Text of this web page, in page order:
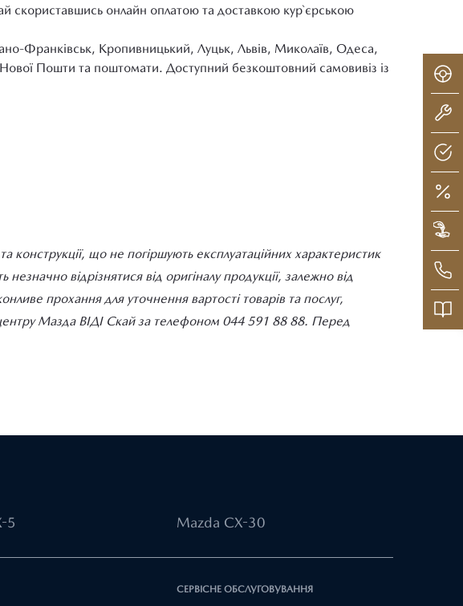
скориставшись онлайн оплатою та доставкою кур`єрською
Франківськ, Кропивницький, Луцьк, Львів, Миколаїв, Одеса,
Пошти та поштомати. Доступний безкоштовний самовивіз із
конструкції, що не погіршують експлуатаційних характеристик
відрізнятися від оригіналу продукції, залежно від
прохання для уточнення вартості товарів та послуг,
центру Мазда ВІДІ Скай за телефоном 044 591 88 88. Перед
5 Mazda CX-30
СЕРВІСНЕ ОБСЛУГОВУВАННЯ